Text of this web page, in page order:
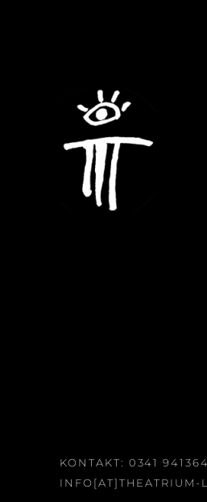
KONTAKT: 0341
INFO[AT]THEATRIUM-